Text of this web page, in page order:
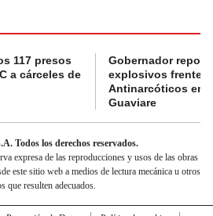
117 presos
a cárceles de
Gobernador
explosivos frente a
Antinarcóticos en
Guaviare
Todos los derechos reservados.
expresa de las reproducciones y usos de las obras
este sitio web a medios de lectura mecánica u otros
que resulten adecuados.